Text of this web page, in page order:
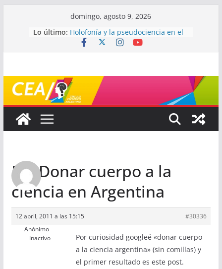
domingo, agosto 9, 2026
Lo último: Holofonía y la pseudociencia en el
audio
Mayéutica (o cómo debatir sin
terminar a los golpes)
Somos menos capaces de lo que
Re: Donar cuerpo a la
ciencia en Argentina
12 abril, 2011 a las 15:15
#30336
Anónimo
Inactivo
Por curiosidad googleé «donar cuerpo
a la ciencia argentina» (sin comillas) y
el primer resultado es este post.